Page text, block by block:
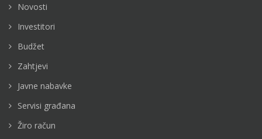
Novosti
Investitori
Budžet
Zahtjevi
Javne nabavke
Servisi građana
Žiro račun